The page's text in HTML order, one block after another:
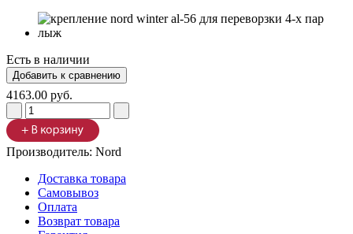
Есть в наличии
4163.00 руб.
Производитель: Nord
Доставка товара
Самовывоз
Оплата
Возврат товара